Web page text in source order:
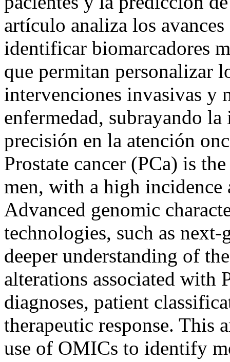
artículo analiza los
identificar biomarcadores
que permitan personalizar
intervenciones invasivas y
enfermedad, subrayando
precisión en la atención
Prostate cancer (PCa) is
men, with a high
Advanced genomic
technologies, such as
deeper understanding of
alterations associated with
diagnoses, patient
therapeutic response. This
use of OMICs to identify